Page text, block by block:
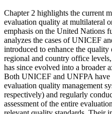
Chapter 2 highlights the current
evaluation quality at multilateral
emphasis on the United Nations
analyzes the cases of UNICEF
introduced to enhance the
regional and country office
has since evolved into a broader
Both UNICEF and UNFPA have
evaluation quality management
respectively) and regularly
assessment of the entire